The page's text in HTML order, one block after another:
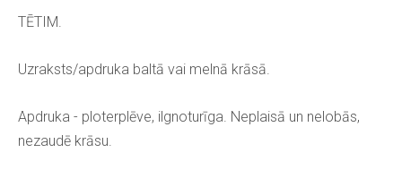
TĒTIM.
Uzraksts/apdruka baltā vai melnā krāsā.
Apdruka - ploterplēve, ilgnoturīga. Neplaisā un nelobās,
nezaudē krāsu.